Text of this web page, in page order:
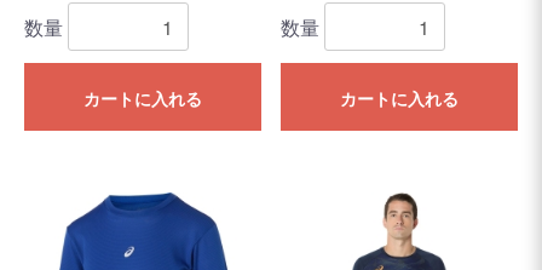
数量
カートに入れる
数量
カートに入れる